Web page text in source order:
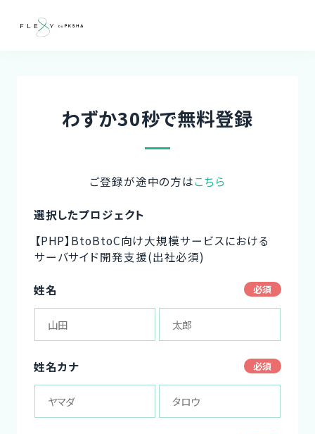
わずか30秒で無料登録
ご登録が途中の方はこちら
選択したプロジェクト
【PHP】BtoBtoC向け大規模サービスにおける
サーバサイド開発支援(出社必須)
姓名
姓名カナ